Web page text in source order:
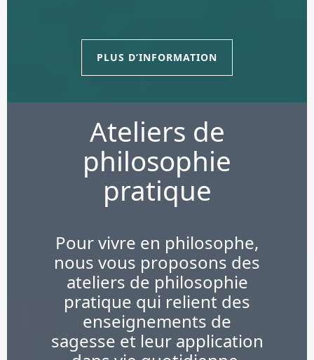
PLUS D’INFORMATION
Ateliers de
philosophie
pratique
Pour vivre en philosophe,
nous vous proposons des
ateliers de philosophie
pratique qui relient des
enseignements de
sagesse et leur application